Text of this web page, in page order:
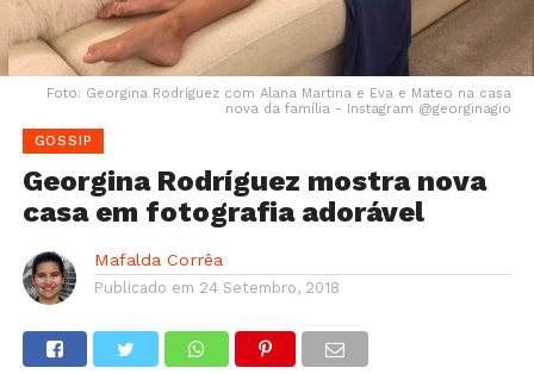
Foto: Georgina Rodríguez com Alana Martina e Eva e Mateo na casa
nova da família - Instagram @georginagio
GOSSIP
Georgina Rodríguez mostra nova
casa em fotografia adorável
Mafalda Corrêa
Publicado em 24 Setembro, 2018